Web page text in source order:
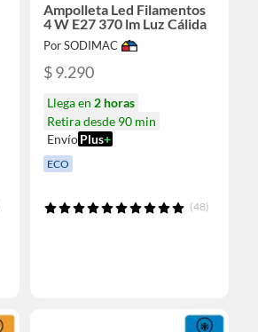
Ampolleta Led Filamentos
4 W E27 370 lm Luz Cálida
Por SODIMAC
$ 9.290
Llega en 2 horas
Retira desde 90 min
EnvíoPlus+
ECO
(48)